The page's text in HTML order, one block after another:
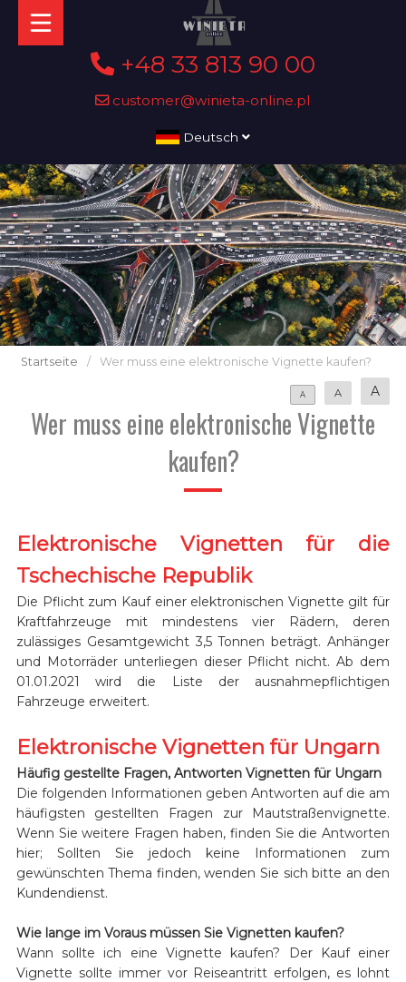
+48 33 813 90 00
customer@winieta-online.pl
Deutsch
Startseite / Wer muss eine elektronische Vignette kaufen?
A A A
Wer muss eine elektronische Vignette
kaufen?
Elektronische Vignetten für die
Tschechische Republik
Die Pflicht zum Kauf einer elektronischen Vignette gilt für
Kraftfahrzeuge mit mindestens vier Rädern, deren
zulässiges Gesamtgewicht 3,5 Tonnen beträgt. Anhänger
und Motorräder unterliegen dieser Pflicht nicht. Ab dem
01.01.2021 wird die Liste der ausnahmepflichtigen
Fahrzeuge erweitert.
Elektronische Vignetten für Ungarn
Häufig gestellte Fragen, Antworten Vignetten für Ungarn
Die folgenden Informationen geben Antworten auf die am
häufigsten gestellten Fragen zur Mautstraßenvignette.
Wenn Sie weitere Fragen haben, finden Sie die Antworten
hier; Sollten Sie jedoch keine Informationen zum
gewünschten Thema finden, wenden Sie sich bitte an den
Kundendienst.
Wie lange im Voraus müssen Sie Vignetten kaufen?
Wann sollte ich eine Vignette kaufen? Der Kauf einer
Vignette sollte immer vor Reiseantritt erfolgen, es lohnt